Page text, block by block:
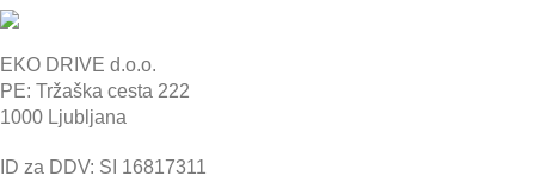
EKO DRIVE d.o.o.
PE: Tržaška cesta 222
1000 Ljubljana
ID za DDV: SI 16817311